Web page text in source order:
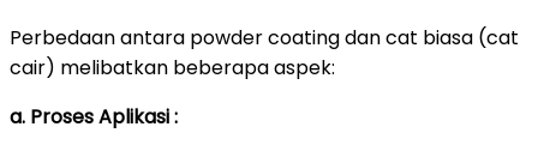
Perbedaan antara powder coating dan cat biasa (cat
cair) melibatkan beberapa aspek:
a. Proses Aplikasi :